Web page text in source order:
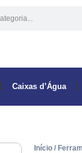
Caixas d’Água
Início /